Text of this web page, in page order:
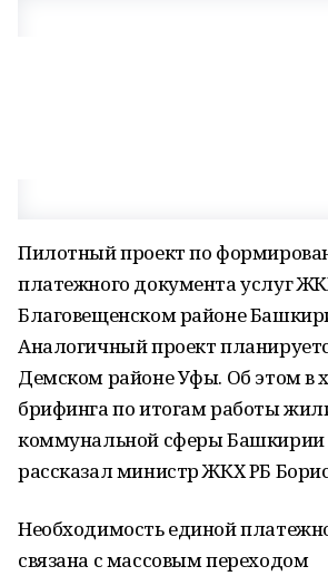
Пилотный проект по
платежного документа услуг
Благовещенском районе
Аналогичный проект
Демском районе Уфы. Об этом в
брифинга по итогам работы
коммунальной сферы Башкирии
рассказал министр ЖКХ РБ
Необходимость единой
связана с массовым переходом